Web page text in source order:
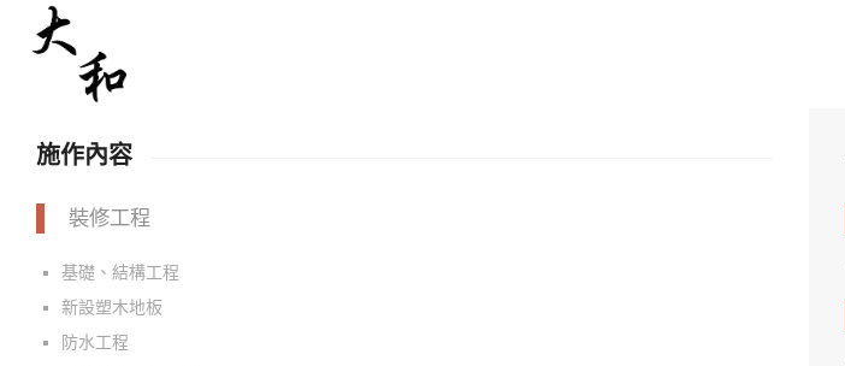
施作內容
裝修工程
基礎、結構工程
新設塑木地板
防水工程